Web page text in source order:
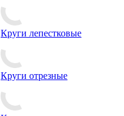
Круги лепестковые
Круги отрезные